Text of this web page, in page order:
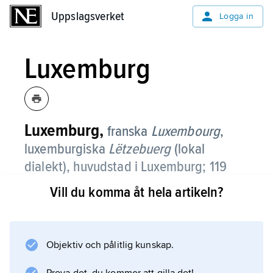
Uppslagsverket Logga in
Luxemburg
Luxemburg, franska Luxembourg,
luxemburgiska Lëtzebuerg(lokal
dialekt), huvudstad i Luxemburg; 119
200 invånare (2019).
flodravinerna, som korsas av långa viadukter,
Vill du komma åt hela artikeln?
Objektiv och pålitlig kunskap.